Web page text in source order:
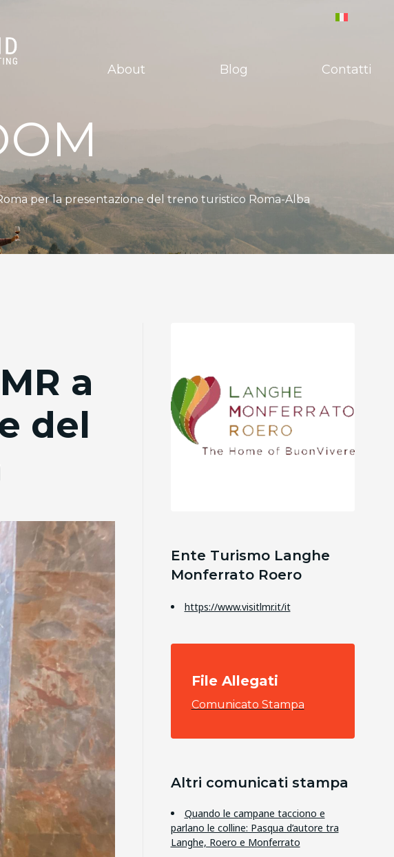
About Blog Contatti
per la presentazione del treno turistico Roma-Alba
a
del
Ente Turismo Langhe
Monferrato Roero
https://www.visitlmr.it/it
File Allegati
Comunicato Stampa
Altri comunicati stampa
Quando le campane tacciono e
parlano le colline: Pasqua d’autore tra
Langhe, Roero e Monferrato